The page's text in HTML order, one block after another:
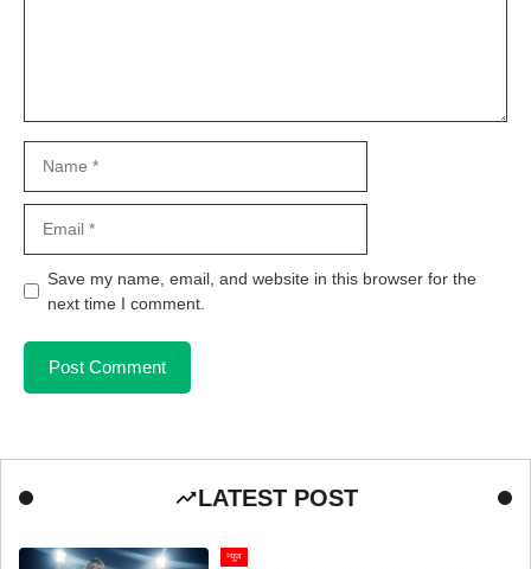
Save my name, email, and website in this browser for the
next time I comment.
LATEST POST
न्यूज